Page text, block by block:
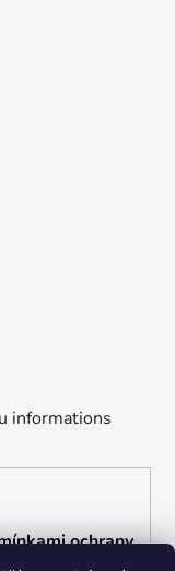
informations
ochrany